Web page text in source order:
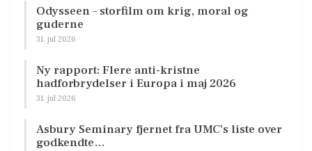
Odysseen – storfilm om krig, moral og
guderne
31. jul 2026
Ny rapport: Flere anti-kristne
hadforbrydelser i Europa i maj 2026
31. jul 2026
Asbury Seminary fjernet fra UMC’s liste over
godkendte…